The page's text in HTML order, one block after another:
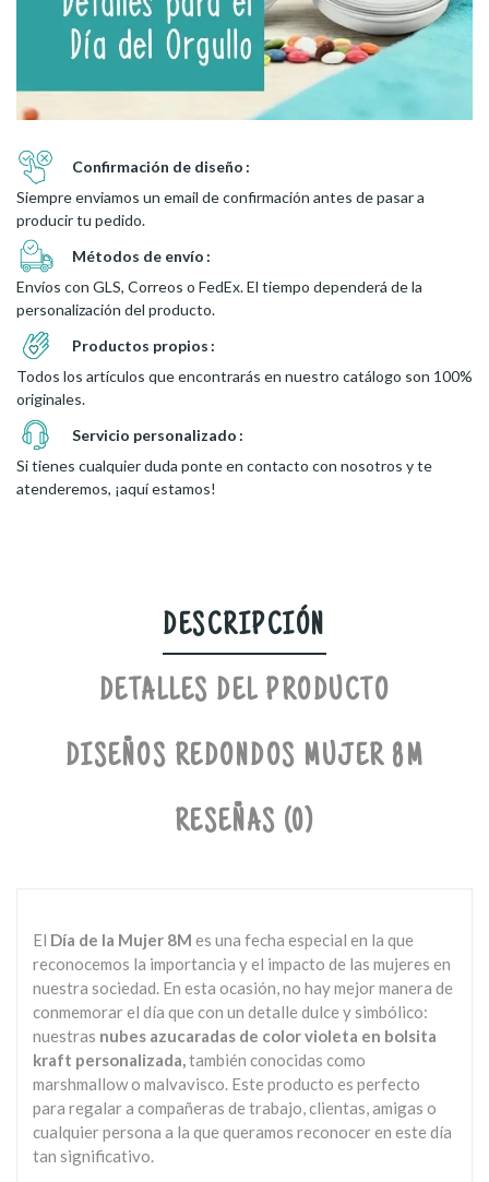
Confirmación de diseño
Siempre enviamos un email de confirmación antes de pasar a
producir tu pedido.
Métodos de envío
Envíos con GLS, Correos o FedEx. El tiempo dependerá de la
personalización del producto.
Productos propios
Todos los artículos que encontrarás en nuestro catálogo son 100%
originales.
Servicio personalizado
Si tienes cualquier duda ponte en contacto con nosotros y te
atenderemos, ¡aquí estamos!
DESCRIPCIÓN
DETALLES DEL PRODUCTO
DISEÑOS REDONDOS MUJER 8M
RESEÑAS (0)
El Día de la Mujer 8M es una fecha especial en la que
reconocemos la importancia y el impacto de las mujeres en
nuestra sociedad. En esta ocasión, no hay mejor manera de
conmemorar el día que con un detalle dulce y simbólico:
nuestras nubes azucaradas de color violeta en bolsita
kraft personalizada,también conocidas como
marshmallow o malvavisco. Este producto es perfecto
para regalar a compañeras de trabajo, clientas, amigas o
cualquier persona a la que queramos reconocer en este día
tan significativo.